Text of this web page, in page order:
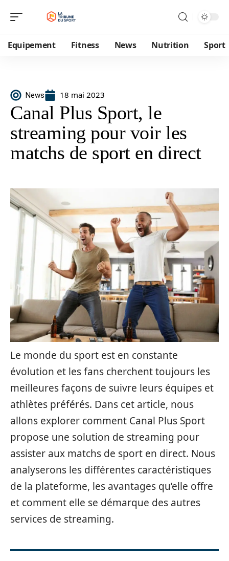
Equipement Fitness News Nutrition Sport
News 18 mai 2023
Canal Plus Sport, le
streaming pour voir les
matchs de sport en direct
Le monde du sport est en constante
évolution et les fans cherchent toujours les
meilleures façons de suivre leurs équipes et
athlètes préférés. Dans cet article, nous
allons explorer comment Canal Plus Sport
propose une solution de streaming pour
assister aux matchs de sport en direct. Nous
analyserons les différentes caractéristiques
de la plateforme, les avantages qu’elle offre
et comment elle se démarque des autres
services de streaming.